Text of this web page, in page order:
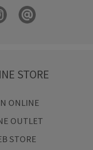
STORE
ONLINE
OUTLET
STORE